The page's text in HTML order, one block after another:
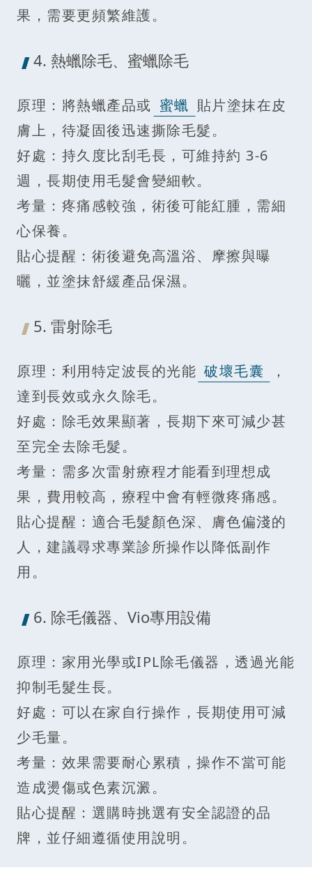
果，需要更頻繁維護。
4. 熱蠟除毛、蜜蠟除毛
原理：將熱蠟產品或 蜜蠟 貼片塗抹在皮
膚上，待凝固後迅速撕除毛髮。
好處：持久度比刮毛長，可維持約 3-6
週，長期使用毛髮會變細軟。
考量：疼痛感較強，術後可能紅腫，需細
心保養。
貼心提醒：術後避免高溫浴、摩擦與曝
曬，並塗抹舒緩產品保濕。
5. 雷射除毛
原理：利用特定波長的光能 破壞毛囊
，
達到長效或永久除毛。
好處：除毛效果顯著，長期下來可減少甚
至完全去除毛髮。
考量：需多次雷射療程才能看到理想成
果，費用較高，療程中會有輕微疼痛感。
貼心提醒：適合毛髮顏色深、膚色偏淺的
人，建議尋求專業診所操作以降低副作
用。
6. 除毛儀器、Vio專用設備
原理：家用光學或IPL除毛儀器，透過光能
抑制毛髮生長。
好處：可以在家自行操作，長期使用可減
少毛量。
考量：效果需要耐心累積，操作不當可能
造成燙傷或色素沉澱。
貼心提醒：選購時挑選有安全認證的品
牌，並仔細遵循使用說明。